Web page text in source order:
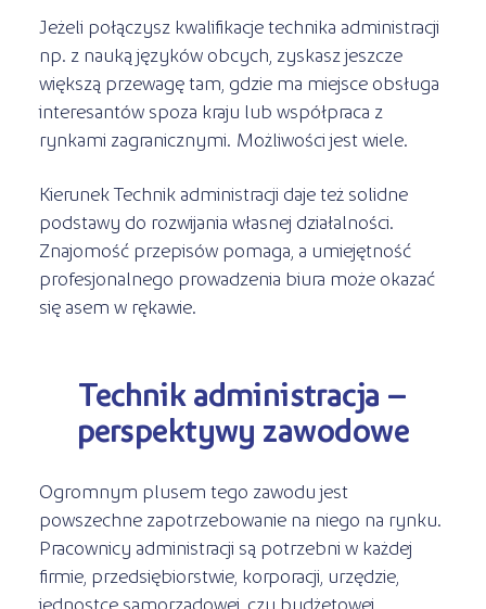
Jeżeli połączysz kwalifikacje technika administracji
np. z nauką języków obcych, zyskasz jeszcze
większą przewagę tam, gdzie ma miejsce obsługa
interesantów spoza kraju lub współpraca z
rynkami zagranicznymi. Możliwości jest wiele.
Kierunek Technik administracji daje też solidne
podstawy do rozwijania własnej działalności.
Znajomość przepisów pomaga, a umiejętność
profesjonalnego prowadzenia biura może okazać
się asem w rękawie.
Technik administracja –
perspektywy zawodowe
Ogromnym plusem tego zawodu jest
powszechne zapotrzebowanie na niego na rynku.
Pracownicy administracji są potrzebni w każdej
firmie, przedsiębiorstwie, korporacji, urzędzie,
jednostce samorządowej, czy budżetowej.